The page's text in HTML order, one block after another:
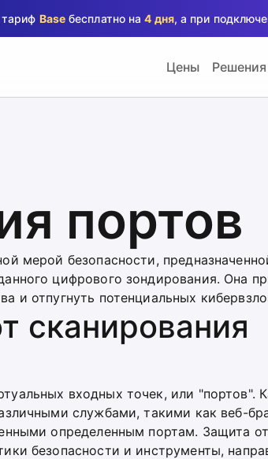
Baseбесплатно на4 дня, а при
Цены Решения
портов
мерой безопасности,
цифрового зондирования. Она
и отпугнуть потенциальных
сканирования
входных точек, или "портов".
службами, такими как веб-
определенным портам. Защита от
безопасности и инструменты,